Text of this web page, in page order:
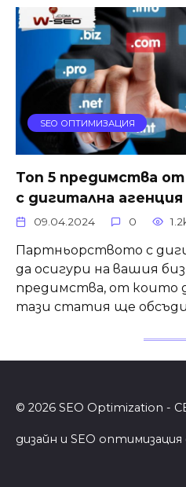
SEO ОПТИМИЗАЦИЯ
Топ 5 предимства
с дигитална агенция
09.04.2024 0
Партньорството с
да осигури на вашия
предимства, от които
тази статия ще
© 2026 SEO Optimization -
дизайн и SEO